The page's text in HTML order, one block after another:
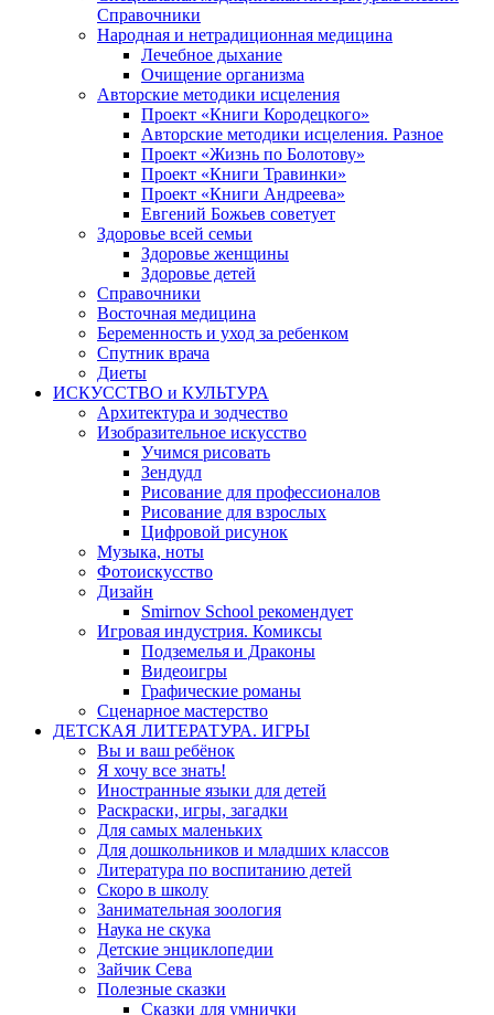
Справочники
Народная и нетрадиционная медицина
Лечебное дыхание
Очищение организма
Авторские методики исцеления
Проект «Книги Кородецкого»
Авторские методики исцеления. Разное
Проект «Жизнь по Болотову»
Проект «Книги Травинки»
Проект «Книги Андреева»
Евгений Божьев советует
Здоровье всей семьи
Здоровье женщины
Здоровье детей
Справочники
Восточная медицина
Беременность и уход за ребенком
Спутник врача
Диеты
ИСКУССТВО и КУЛЬТУРА
Архитектура и зодчество
Изобразительное искусство
Учимся рисовать
Зендудл
Рисование для профессионалов
Рисование для взрослых
Цифровой рисунок
Музыка, ноты
Фотоискусство
Дизайн
Smirnov School рекомендует
Игровая индустрия. Комиксы
Подземелья и Драконы
Видеоигры
Графические романы
Сценарное мастерство
ДЕТСКАЯ ЛИТЕРАТУРА. ИГРЫ
Вы и ваш ребёнок
Я хочу все знать!
Иностранные языки для детей
Раскраски, игры, загадки
Для самых маленьких
Для дошкольников и младших классов
Литература по воспитанию детей
Скоро в школу
Занимательная зоология
Наука не скука
Детские энциклопедии
Зайчик Сева
Полезные сказки
Сказки для умнички